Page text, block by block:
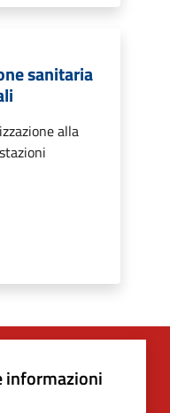
sanitaria
alla
informazioni